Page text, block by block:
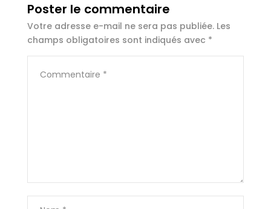
Poster le commentaire
Votre adresse e-mail ne sera pas publiée. Les
champs obligatoires sont indiqués avec *